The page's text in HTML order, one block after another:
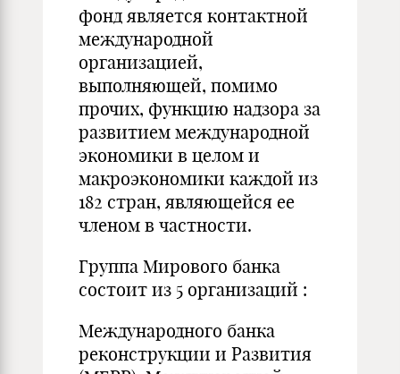
фонд является контактной
международной
организацией,
выполняющей, помимо
прочих, функцию надзора за
развитием международной
экономики в целом и
макроэкономики каждой из
182 стран, являющейся ее
членом в частности.
Группа Мирового банка
состоит из 5 организаций :
Международного банка
реконструкции и Развития